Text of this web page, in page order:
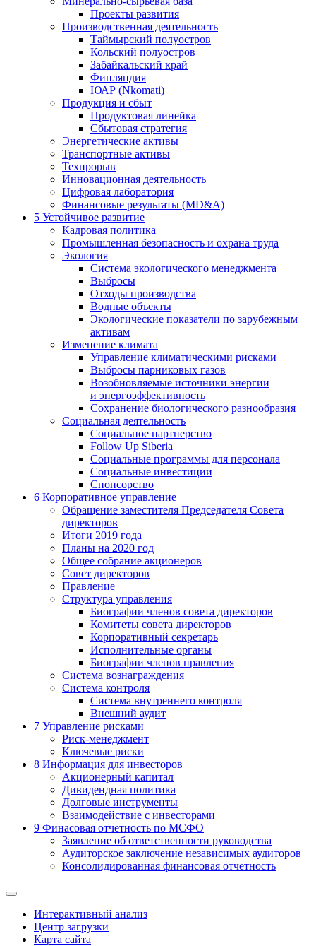
Проекты развития
Производственная деятельность
Таймырский полуостров
Кольский полуостров
Забайкальский край
Финляндия
ЮАР (Nkomati)
Продукция и сбыт
Продуктовая линейка
Сбытовая стратегия
Энергетические активы
Транспортные активы
Техпрорыв
Инновационная деятельность
Цифровая лаборатория
Финансовые результаты (MD&A)
5 Устойчивое развитие
Кадровая политика
Промышленная безопасность и охрана труда
Экология
Система экологического менеджмента
Выбросы
Отходы производства
Водные объекты
Экологические показатели по зарубежным
активам
Изменение климата
Управление климатическими рисками
Выбросы парниковых газов
Возобновляемые источники энергии
и энергоэффективность
Сохранение биологического разнообразия
Социальная деятельность
Социальное партнерство
Follow Up Siberia
Социальные программы для персонала
Социальные инвестиции
Спонсорство
6 Корпоративное управление
Обращение заместителя Председателя Совета
директоров
Итоги 2019 года
Планы на 2020 год
Общее собрание акционеров
Совет директоров
Правление
Структура управления
Биографии членов совета директоров
Комитеты совета директоров
Корпоративный секретарь
Исполнительные органы
Биографии членов правления
Система вознаграждения
Система контроля
Система внутреннего контроля
Внешний аудит
7 Управление рисками
Риск-менеджмент
Ключевые риски
8 Информация для инвесторов
Акционерный капитал
Дивидендная политика
Долговые инструменты
Взаимодействие с инвеcторами
9 Финасовая отчетность по МСФО
Заявление об ответственности руководства
Аудиторское заключение независимых аудиторов
Консолидированная финансовая отчетность
Интерактивный анализ
Центр загрузки
Карта сайта